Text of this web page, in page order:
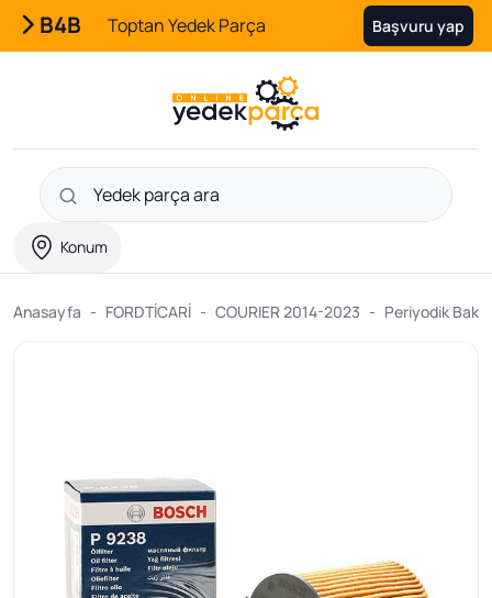
B4B Toptan Yedek Parça Başvuru yap
Konum
Anasayfa FORDTİCARİ COURIER 2014-2023 Periyodik